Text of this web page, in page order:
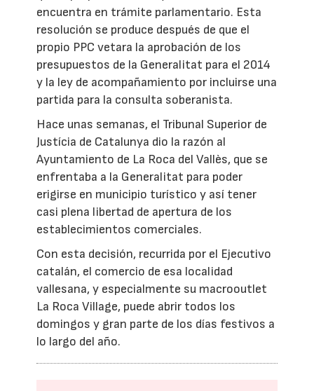
encuentra en trámite parlamentario. Esta
resolución se produce después de que el
propio PPC vetara la aprobación de los
presupuestos de la Generalitat para el 2014
y la ley de acompañamiento por incluirse una
partida para la consulta soberanista.
Hace unas semanas, el Tribunal Superior de
Justícia de Catalunya dio la razón al
Ayuntamiento de La Roca del Vallès, que se
enfrentaba a la Generalitat para poder
erigirse en municipio turístico y así tener
casi plena libertad de apertura de los
establecimientos comerciales.
Con esta decisión, recurrida por el Ejecutivo
catalán, el comercio de esa localidad
vallesana, y especialmente su macrooutlet
La Roca Village, puede abrir todos los
domingos y gran parte de los días festivos a
lo largo del año.